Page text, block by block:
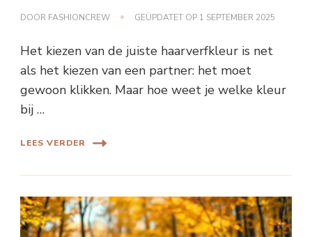
DOOR FASHIONCREW GEÜPDATET OP 1 SEPTEMBER 2025
Het kiezen van de juiste haarverfkleur is net
als het kiezen van een partner: het moet
gewoon klikken. Maar hoe weet je welke kleur
bij …
LEES VERDER